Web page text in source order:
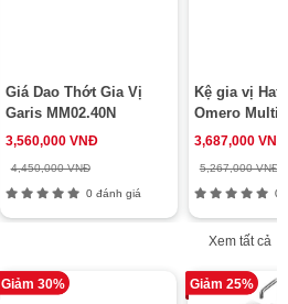
Giá Dao Thớt Gia Vị
Garis MM02.40N
3,560,000 VNĐ
4,450,000 VNĐ
0 đánh giá
Kệ gia vị
Omero Multi
3,687,000 VNĐ
5,267,000 VNĐ
0
Xem tất cả
Giảm 30% Giảm 25%